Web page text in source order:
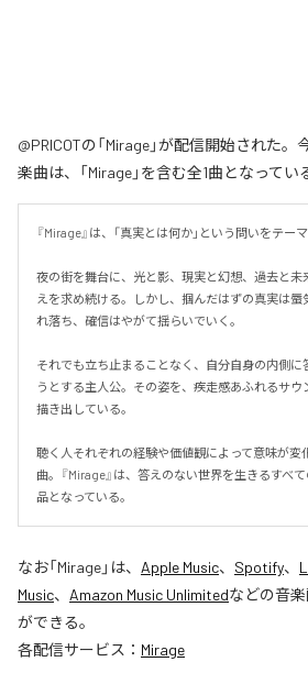
@PRICOTの「Mirage」が配信開始された
楽曲は、「Mirage」を含む全1曲となってい
『Mirage』は、「真実とは何か」という問いをテー
夜の街を舞台に、光と影、現実と幻想、過去と未
えを求め続ける。しかし、掴んだはずの真実は
れ落ち、確信はやがて揺らいでいく。
それでも立ち止まることなく、自分自身の内側に
うとする主人公。その姿を、疾走感あふれるサウ
描き出している。
聴く人それぞれの経験や価値観によって意味が変
曲。『Mirage』は、答えのない世界を生きるすべ
品となっている。
なお「Mirage」は、 Apple Music、 Spotify、
Music、 Amazon Music Unlimitedなどの音
ができる。
各配信サービス： Mirage